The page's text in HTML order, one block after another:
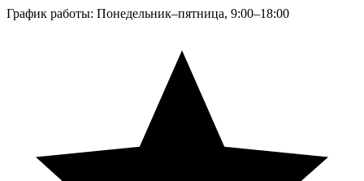
График работы: Понедельник–пятница, 9:00–18:00